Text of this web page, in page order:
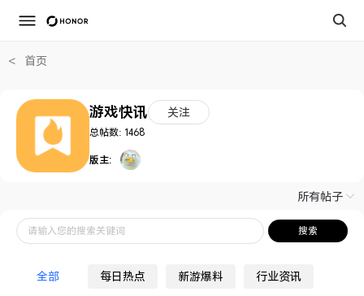
< 首页
游戏快讯 关注
总帖数: 1468
版主:
所有帖子
请输入您的搜索关键词 搜索
全部 每日热点 新游爆料 行业资讯